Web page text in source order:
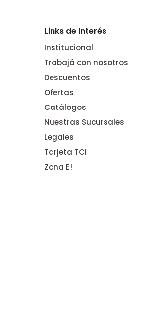
Links de Interés
Institucional
Trabajá con nosotros
Descuentos
Ofertas
Catálogos
Nuestras Sucursales
Legales
Tarjeta TCI
Zona E!